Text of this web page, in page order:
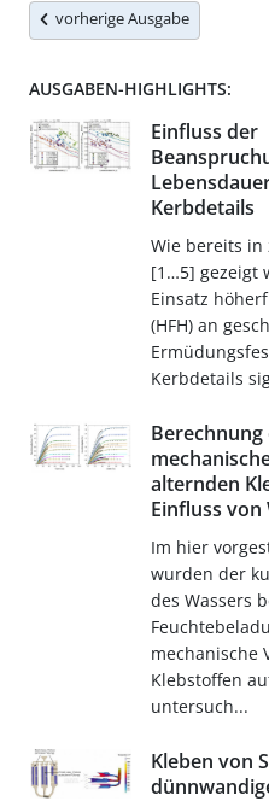
vorherige Ausgabe
AUSGABEN-HIGHLIGHTS:
Einfluss der
Kerbdetails
Wie bereits in
[1…5] gezeigt
Einsatz
(HFH) an
Kerbdetails
alternden
Einfluss
Im hier
wurden der
des Wassers
mechanische
Klebstoffen
untersuch...
Kleben von